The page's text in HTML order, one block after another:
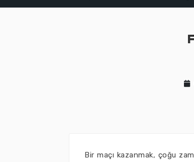
Bir maçı kazanmak, çoğu